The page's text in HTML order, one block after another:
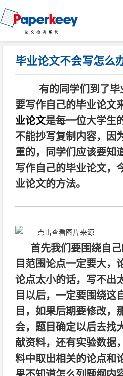
毕业论文不会写怎么
有的同学们到了
要写作自己的毕业论文
业论文是每一位大学生
不能抄写复制内容，因
重的，同学们应该要知
写作自己的毕业论文，
业论文的方法。
首先我们要围绕自己
目范围论点一定要大，
论点太小的话，写不出
目以后，一定要围绕这
目，如果后期要修改，
会，题目确定以后去找
献资料，还有实验数据
料中取出相关的论点和